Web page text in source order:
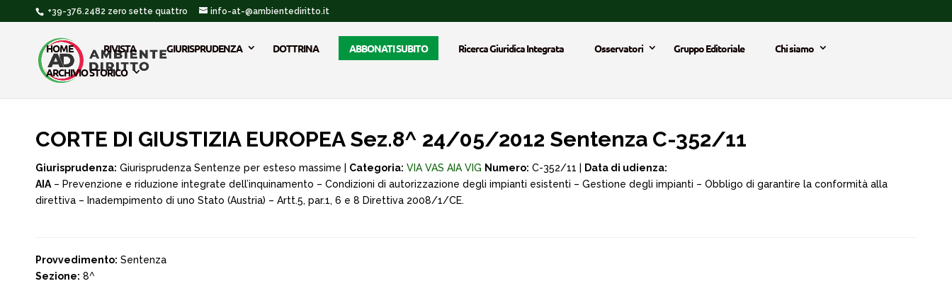
+39-376.2482 zero sette quattro info-at-@ambientediritto.it
HOME RIVISTA GIURISPRUDENZA DOTTRINA ABBONATI SUBITO Ricerca Giuridica Integrata Osservatori Gruppo Editoriale
Chi siamo
ARCHIVIO STORICO
CORTE DI GIUSTIZIA EUROPEA Sez.8^ 24/05/2012 Sentenza C-352/11
Giurisprudenza: Giurisprudenza Sentenze per esteso massime | Categoria: VIA VAS AIA VIG Numero: C-352/11 |
Data di udienza:
AIA – Prevenzione e riduzione integrate dell’inquinamento – Condizioni di autorizzazione degli impianti esistenti – Gestione degli impianti – Obbligo di garantire la conformità alla
direttiva – Inadempimento di uno Stato (Austria) – Artt.5, par.1, 6 e 8 Direttiva 2008/1/CE.
Provvedimento: Sentenza
Sezione: 8^